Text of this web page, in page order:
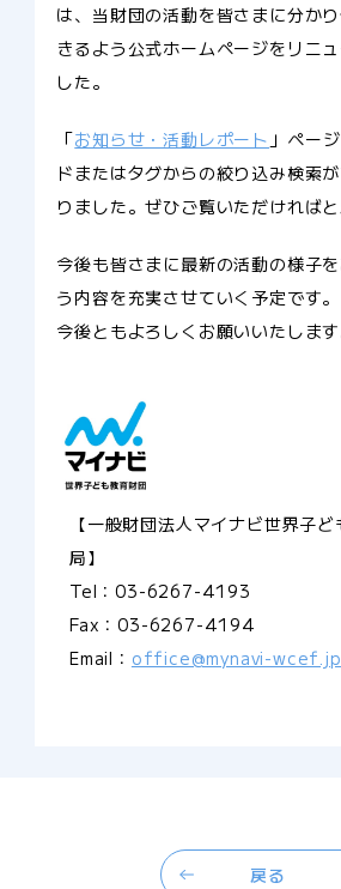
は、当財団の活動を皆さまに分か
きるよう公式ホームページをリニ
した。
「お知らせ・活動レポート 」ペー
ドまたはタグからの絞り込み検索
りました。ぜひご覧いただければと
今後も皆さまに最新の活動の様子
う内容を充実させていく予定です。
今後ともよろしくお願いいたします
【一般財団法人マイナビ世界子
局】
Tel：03-6267-4193
Fax：03-6267-4194
Email： office@mynavi-wcef.jp
戻る